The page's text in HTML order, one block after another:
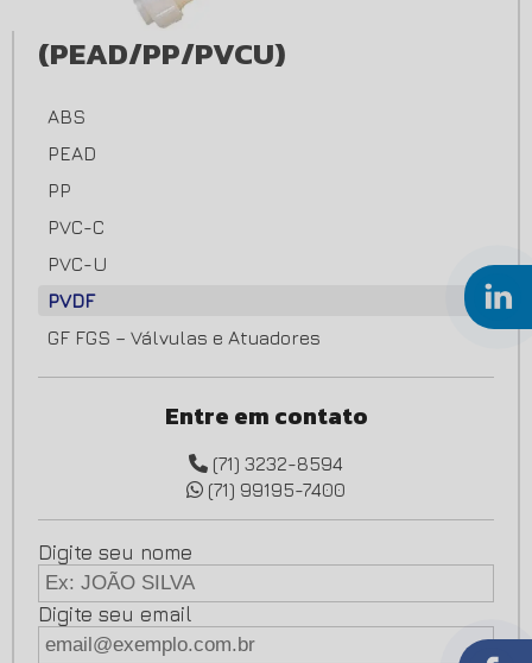
(PEAD/PP/PVCU)
ABS
PEAD
PP
PVC-C
PVC-U
PVDF
GF FGS – Válvulas e Atuadores
Entre em contato
(71) 3232-8594
(71) 99195-7400
Digite seu nome
Digite seu email